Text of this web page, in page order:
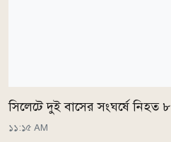
সিলেটে দুই বাসের সংঘর্ষে নিহত ৮
১১:১৫ AM